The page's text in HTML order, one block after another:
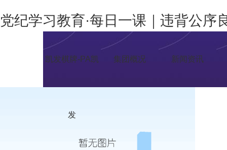
党纪学习教育·每日一课｜违背公序
凯发棋牌-PA凯
发
集团概况 新闻资讯